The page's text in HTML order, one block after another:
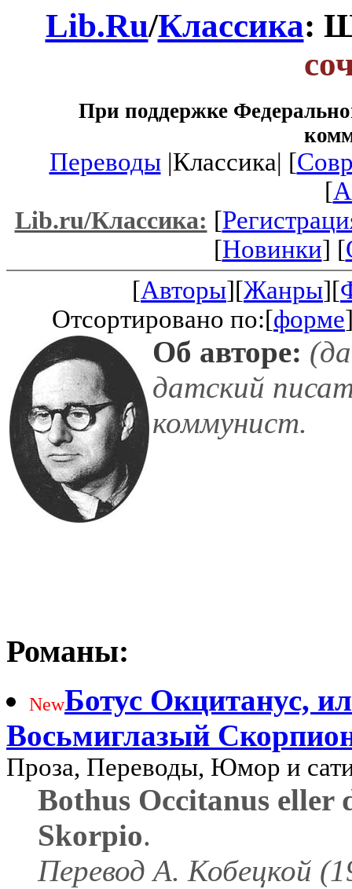
Lib.Ru/Классика:
При поддержке
Переводы|Классика| [
[
Lib.ru/Классика: [
[Новинки] [
[Авторы][Жанры][
Отсортировано по:[форме
Об авторе:
датский
коммунист.
Романы:
NewБотус Окцитанус,
Восьмиглазый
Проза, Переводы, Юмор и
Bothus Occitanus eller
Skorpio.
Перевод А. Кобецкой